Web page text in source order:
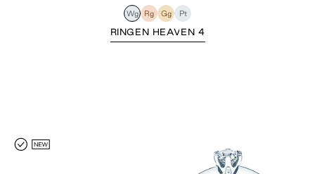
Wg Rg Gg Pt
RINGEN HEAVEN 4